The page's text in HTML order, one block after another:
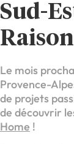
Sud-
Le mois
Provence-
de projets
de découvrir
Home !